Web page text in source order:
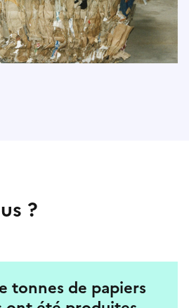
?
tonnes de papiers